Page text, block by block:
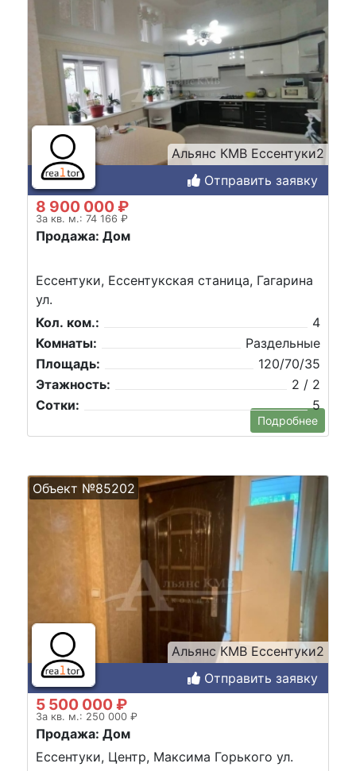
Альянс КМВ Ессентуки2
Отправить заявку
8 900 000 ₽
За кв. м.: 74 166 ₽
Продажа: Дом
Ессентуки, Ессентукская станица, Гагарина
ул.
Кол. ком.:
4
Комнаты:
Раздельные
Площадь:
120/70/35
Этажность:
2 / 2
Сотки:
5
Подробнее
Объект №85202
Альянс КМВ Ессентуки2
Отправить заявку
5 500 000 ₽
За кв. м.: 250 000 ₽
Продажа: Дом
Ессентуки, Центр, Максима Горького ул.